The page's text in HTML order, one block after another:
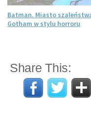
Batman. Miasto
Gotham w stylu horroru
Share This: